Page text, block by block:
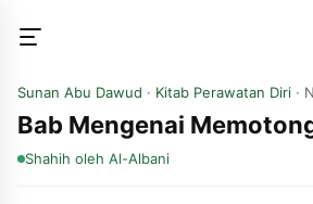
Sunan Abu Dawud · Kitab Perawatan Diri ·
Bab Mengenai
Shahih oleh Al-Albani